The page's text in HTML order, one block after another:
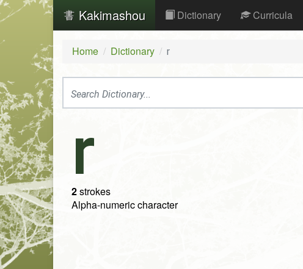
Kakimashou Dictionary Curricula
Home Dictionary r
r
2strokes
Alpha-numeric character